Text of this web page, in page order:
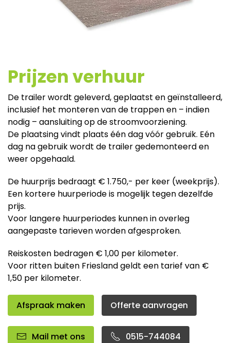
Prijzen verhuur
De trailer wordt geleverd, geplaatst en geïnstalleerd,
inclusief het monteren van de trappen en – indien
nodig – aansluiting op de stroomvoorziening.
De plaatsing vindt plaats één dag vóór gebruik. Eén
dag na gebruik wordt de trailer gedemonteerd en
weer opgehaald.
De huurprijs bedraagt € 1.750,- per keer (weekprijs).
Een kortere huurperiode is mogelijk tegen dezelfde
prijs.
Voor langere huurperiodes kunnen in overleg
aangepaste tarieven worden afgesproken.
Reiskosten bedragen € 1,00 per kilometer.
Voor ritten buiten Friesland geldt een tarief van €
1,50 per kilometer.
Afspraak maken Offerte aanvragen
Mail met ons 0515-744084